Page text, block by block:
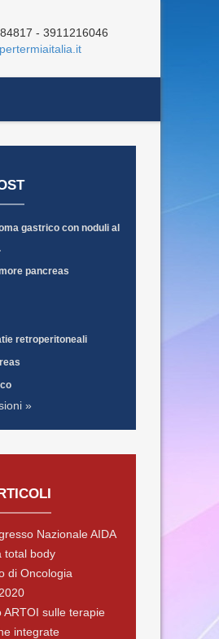
- 3911216046
gastrico con noduli al
pancreas
retroperitoneali
»
Nazionale AIDA
total body
di Oncologia
ARTOI sulle terapie
integrate